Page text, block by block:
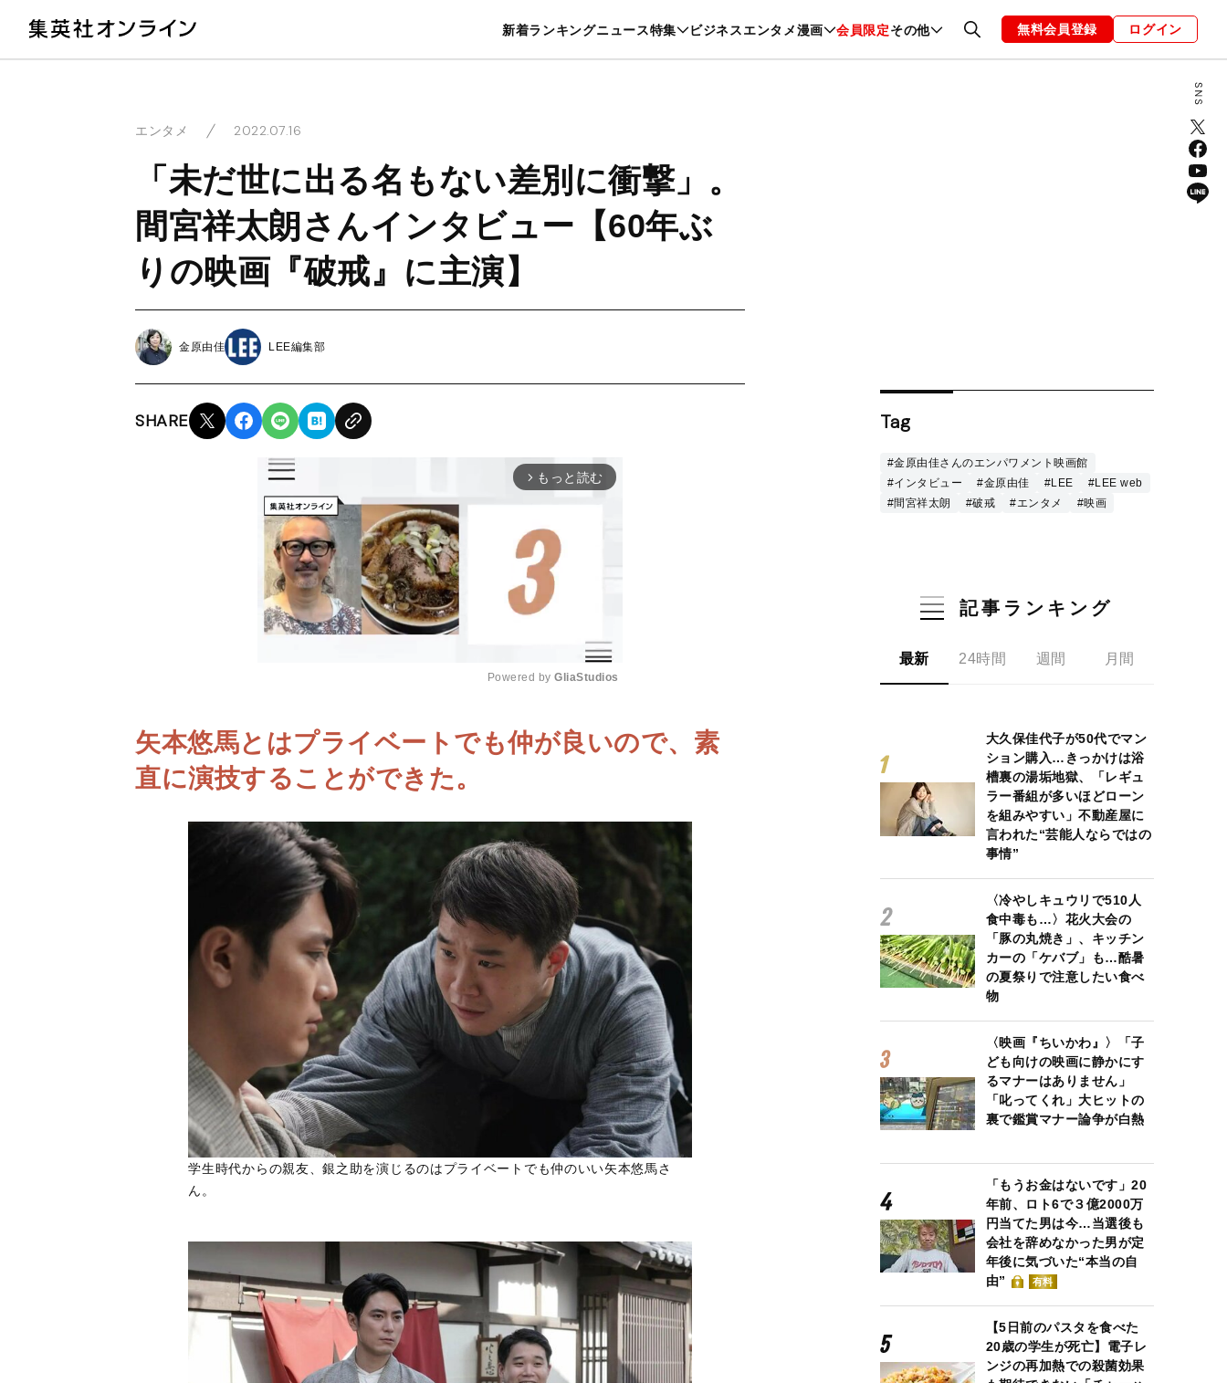
新着ランキングニュース特集 ビジネスエンタメ漫画 会員限定その他
暮らし スポーツ ヘルスケア 美容 グルメ ファッション 恋愛・結婚 編集部 お知らせ
無料会員登録 ログイン
エンタメ 2022.07.16
「未だ世に出る名もない差別に衝撃」。
間宮祥太朗さんインタビュー【60年ぶ
りの映画『破戒』に主演】
金原由佳 LEE編集部
SHARE
arrow_forward_ios もっと読む
M
Powered by GliaStudios
矢本悠馬とはプライベートでも仲が良いので、素
直に演技することができた。
学生時代からの親友、銀之助を演じるのはプライベートでも仲のいい矢本悠馬さ
ん。
Tag
#金原由佳さんのエンパワメント映画館
#インタビュー
#金原由佳 #LEE
#LEE web
#間宮祥太朗
#破戒 #エンタメ #映画
記事ランキング
最新 24時間 週間 月間
大久保佳代子が50代でマン
ション購入…きっかけは浴
槽裏の湯垢地獄、「レギュ
ラー番組が多いほどローン
を組みやすい」不動産屋に
言われた“芸能人ならではの
事情”
〈冷やしキュウリで510人
食中毒も…〉花火大会の
「豚の丸焼き」、キッチン
カーの「ケバブ」も…酷暑
の夏祭りで注意したい食べ
物
〈映画『ちいかわ』〉「子
ども向けの映画に静かにす
るマナーはありません」
「叱ってくれ」大ヒットの
裏で鑑賞マナー論争が白熱
「もうお金はないです」20
年前、ロト6で３億2000万
円当てた男は今…当選後も
会社を辞めなかった男が定
年後に気づいた“本当の自
由”
有料
【5日前のパスタを食べた
20歳の学生が死亡】電子レ
ンジの再加熱での殺菌効果